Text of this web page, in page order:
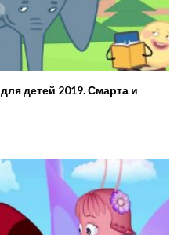
детей 2019. Смарта и